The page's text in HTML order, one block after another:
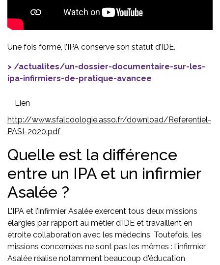
Une fois formé, l’IPA conserve son statut d’IDE.
/actualites/un-dossier-documentaire-sur-les-
ipa-infirmiers-de-pratique-avancee
Lien
http://www.sfalcoologie.asso.fr/download/Referentiel-
PASI-2020.pdf
Quelle est la différence
entre un IPA et un infirmier
Asalée ?
L’IPA et l’infirmier Asalée exercent tous deux missions
élargies par rapport au métier d’IDE et travaillent en
étroite collaboration avec les médecins. Toutefois, les
missions concernées ne sont pas les mêmes : l'infirmier
Asalée réalise notamment beaucoup d'éducation